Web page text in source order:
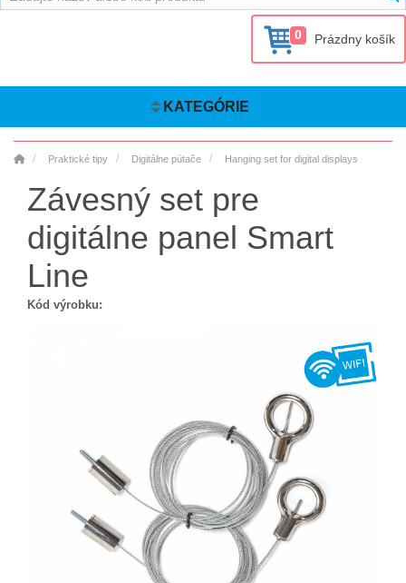
0 Prázdny košík
KATEGÓRIE
Praktické tipy Digitálne pútače Hanging set for digital displays
Závesný set pre
digitálne panel Smart
Line
Kód výrobku: